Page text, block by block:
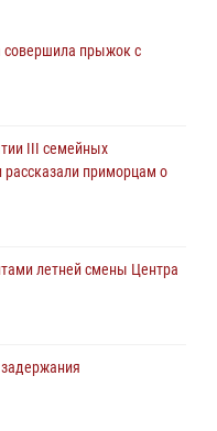
храме – Главном
в молебне,
III семейных
совершила прыжок с
III семейных
рассказали приморцам о
летней смены Центра